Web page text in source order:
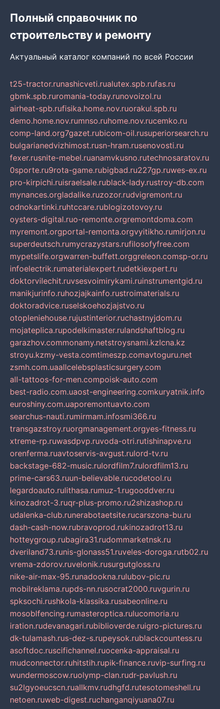
Полный справочник по
строительству и ремонту
Актуальный каталог компаний по всей России
t25-tractor.runashicveti.rualutex.spb.rufas.ru
gbmk.spb.ruromania-today.runovoizol.ru
airheat-spb.rufisika.home.nov.ruorakul.spb.ru
demo.home.nov.rumnso.ruhome.nov.rucemko.ru
comp-land.org7gazet.rubicom-oil.rusuperiorsearch.ru
bulgarianedvizhimost.rusn-hram.rusenovosti.ru
fexer.rusnite-mebel.ruanamvkusno.rutechnosaratov.ru
0sporte.ru9rota-game.rubigbad.ru227gp.ruwes-ex.ru
pro-kirpichi.ruisraelsale.rublack-lady.rustroy-db.com
mynances.orgladalike.ruzozor.rudvigremont.ru
odnokartinki.ruhtccare.rublogizotovoy.ru
oysters-digital.ruo-remonte.orgremontdoma.com
myremont.orgportal-remonta.orgvyitikho.rumirjon.ru
superdeutsch.rumycrazystars.rufilosofyfree.com
mypetslife.orgwarren-buffett.orggreleon.comsp-or.ru
infoelectrik.rumaterialexpert.rudetkiexpert.ru
doktorvilechit.ruvsesvoimirykami.ruinstrumentgid.ru
manikjurinfo.ruhozjajkainfo.rustroimaterials.ru
doktoradvice.ruselskoehozjajstvo.ru
otopleniehouse.rujustinterior.ruchastnyjdom.ru
mojateplica.rupodelkimaster.rulandshaftblog.ru
garazhov.commonamy.netstroysnami.kzlcna.kz
stroyu.kzmy-vesta.comtimeszp.comavtoguru.net
zsmh.com.uaallcelebsplasticsurgery.com
all-tattoos-for-men.compoisk-auto.com
best-radio.com.uaost-engineering.comkuryatnik.info
euroshiny.com.uaporemontuavto.com
searchus-nauti.rumirmam.infosmi366.ru
transgazstroy.ruorgmanagement.orgyes-fitness.ru
xtreme-rp.ruwasdpvp.ruvoda-otri.rutishinapve.ru
orenferma.ruavtoservis-avgust.rulord-tv.ru
backstage-682-music.rulordfilm7.rulordfilm13.ru
prime-cars63.ruun-believable.rucodetool.ru
legardoauto.rulithasa.rumuz-1.rugooddver.ru
kinozadrot-3.ruqr-plus-promo.ru2shizashop.ru
udalenka-club.runerabotaetsite.rucarszona-bu.ru
dash-cash-now.rubravoprod.rukinozadrot13.ru
hotteygroup.rubagira31.rudommarketnsk.ru
dveriland73.runis-glonass51.ruveles-doroga.rutb02.ru
vrema-zdorov.ruvelonik.rusurgutgloss.ru
nike-air-max-95.runadookna.rulubov-pic.ru
mobilreklama.rupds-nn.rusocrat2000.ruvgurin.ru
spksochi.rushkola-klassika.rusabeonline.ru
mosoblfencing.rumasteroptica.rulucomoria.ru
iration.rudevanagari.rubiblioverde.ruigro-pictures.ru
dk-tulamash.rus-dez-s.rupeysok.rublackcountess.ru
asoftdoc.ruscifichannel.ruocenka-appraisal.ru
mudconnector.ruhitstih.rupik-finance.ruvip-surfing.ru
wundermoscow.ruolymp-clan.rudr-pavlush.ru
su2lgyoeucscn.ruallkmv.rudhgfd.rutesotomeshell.ru
netoen.ruweb-digest.ruchanganqiyuana07.ru